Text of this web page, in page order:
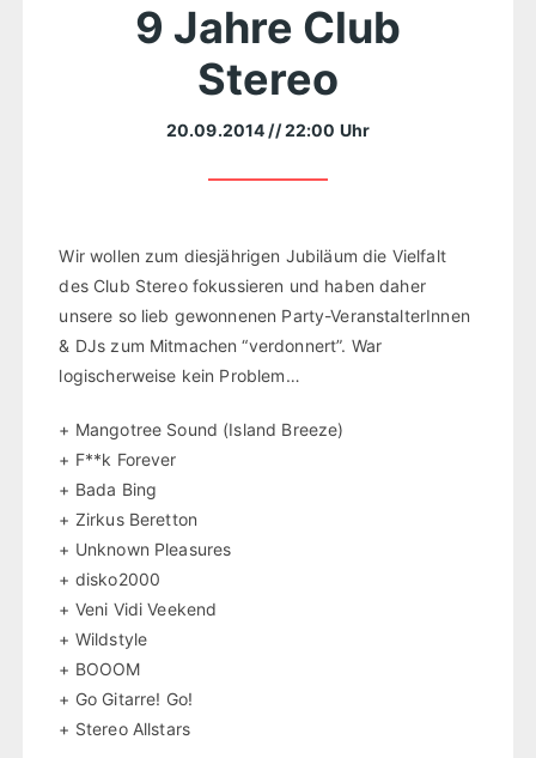
9 Jahre Club
Stereo
20.09.2014 // 22:00 Uhr
Wir wollen zum diesjährigen Jubiläum die Vielfalt
des Club Stereo fokussieren und haben daher
unsere so lieb gewonnenen Party-VeranstalterInnen
& DJs zum Mitmachen “verdonnert”. War
logischerweise kein Problem…
+ Mangotree Sound (Island Breeze)
+ F**k Forever
+ Bada Bing
+ Zirkus Beretton
+ Unknown Pleasures
+ disko2000
+ Veni Vidi Veekend
+ Wildstyle
+ BOOOM
+ Go Gitarre! Go!
+ Stereo Allstars